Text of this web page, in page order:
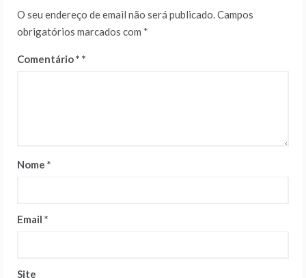
O seu endereço de email não será publicado.Campos
obrigatórios marcados com *
Comentário*
Nome *
Email *
Site